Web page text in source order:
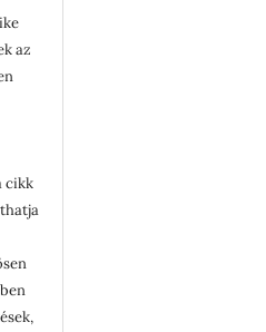
az
cikk